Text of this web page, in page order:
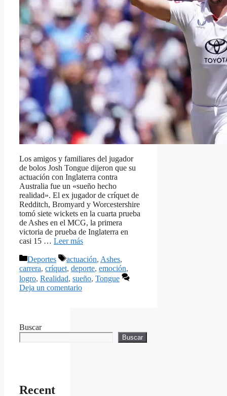
Los amigos y familiares del jugador
de bolos Josh Tongue dijeron que su
actuación con Inglaterra contra
Australia fue un «sueño hecho
realidad». El ex jugador de críquet de
Redditch, Bromyard y Worcestershire
tomó siete wickets en la cuarta prueba
de Ashes en el MCG, la primera
victoria de prueba de Inglaterra en
casi 15 … Leer más
Categorías
Deportes Etiquetas
actuación, Ashes,
carrera, críquet, deporte, emoción,
logro, Realidad, sueño, Tongue
Deja un comentario
Buscar
Buscar
Recent